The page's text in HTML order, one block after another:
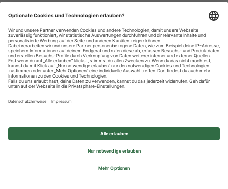
Datenschutzhinweise
Impressum
Privatsphäre-Einstellungen
© 2026 REWE Group - All rights reserved